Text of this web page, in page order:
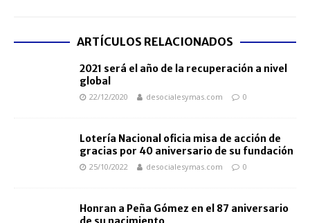
ARTÍCULOS RELACIONADOS
2021 será el año de la recuperación a nivel
global
22/12/2020 desocialesymas.com 0
Lotería Nacional oficia misa de acción de
gracias por 40 aniversario de su fundación
25/10/2022 desocialesymas.com 0
Honran a Peña Gómez en el 87 aniversario